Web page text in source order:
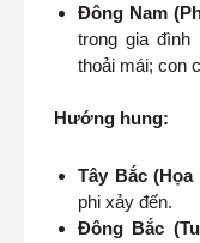
Đông Nam
trong gia
thoải mái; con
Hướng hung:
Tây Bắc (Họa
phi xảy đến.
Đông Bắc